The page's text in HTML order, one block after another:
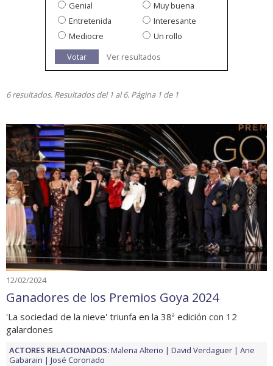
Genial
Muy buena
Entretenida
Interesante
Mediocre
Un rollo
Votar
Ver resultados
6 resultados. Resultados del 1 al 6. Página 1 de 1
12/02/2024
Ganadores de los Premios Goya 2024
'La sociedad de la nieve' triunfa en la 38ª edición con 12
galardones
ACTORES RELACIONADOS:Malena Alterio David Verdaguer
Ane
Gabarain
José Coronado